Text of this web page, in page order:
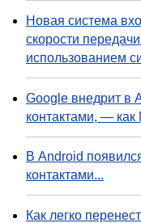
Новая система
скорости
использованием
Google внедрит в
контактами, — как
В Android
контактами...
Как легко